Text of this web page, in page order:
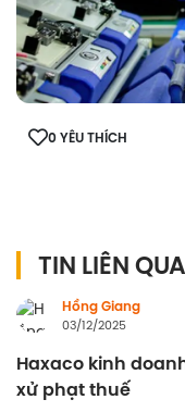
0 YÊU THÍCH
TIN LIÊN
Hồng Giang
03/12/2025
Haxaco kinh
xử phạt thuế